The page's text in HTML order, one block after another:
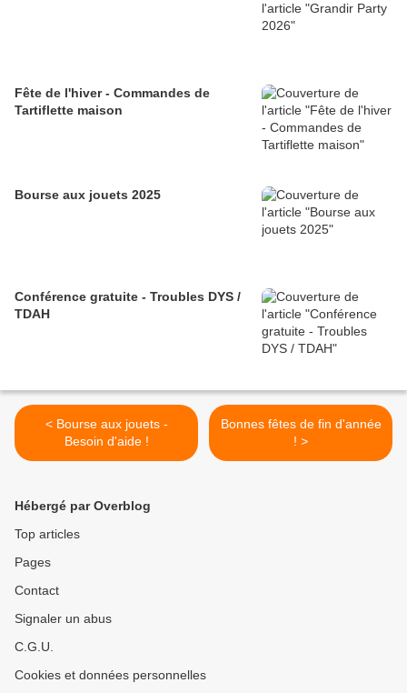
Fête de l'hiver - Commandes de
Tartiflette maison
Bourse aux jouets 2025
Conférence gratuite - Troubles DYS /
TDAH
< Bourse aux jouets -
Besoin d'aide !
Bonnes fêtes de fin d'année
! >
Hébergé par Overblog
Top articles
Pages
Contact
Signaler un abus
C.G.U.
Cookies et données personnelles